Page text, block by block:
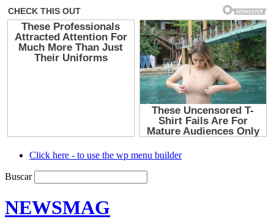
Click here - to use the wp menu builder
Buscar
NEWSMAG